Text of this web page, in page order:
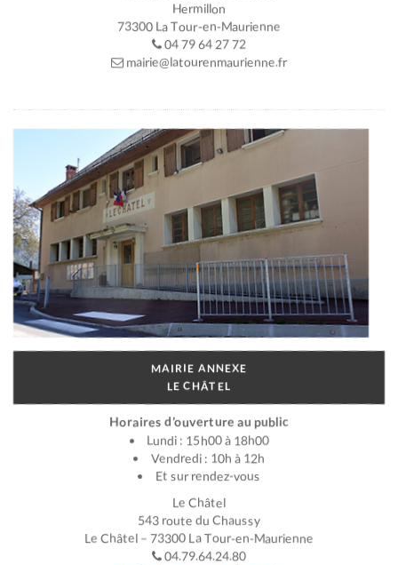
Hermillon
73300 La Tour-en-Maurienne
04 79 64 27 72
mairie@latourenmaurienne.fr
MAIRIE ANNEXE
LE CHÂTEL
Horaires d’ouverture au public
Lundi : 15h00 à 18h00
Vendredi : 10h à 12h
Et sur rendez-vous
Le Châtel
543 route du Chaussy
Le Châtel – 73300 La Tour-en-Maurienne
04.79.64.24.80